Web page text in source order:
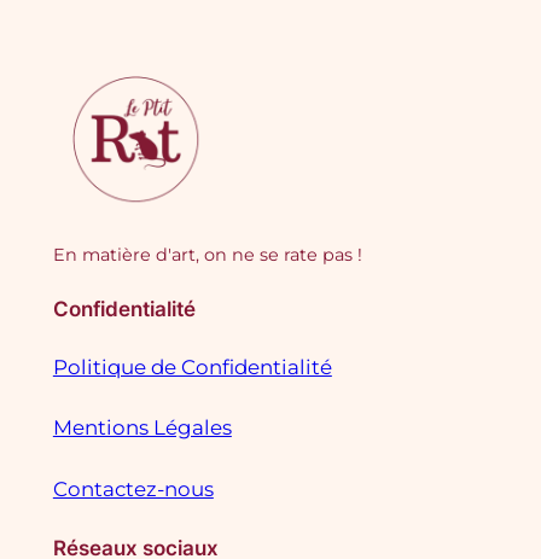
En matière d'art, on ne se rate pas !
Confidentialité
Politique de Confidentialité
Mentions Légales
Contactez-nous
Réseaux sociaux